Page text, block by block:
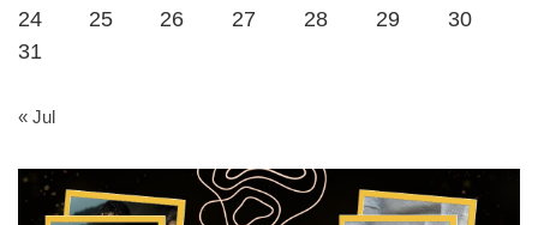
24
25 26 27 28 29
30
31
« Jul